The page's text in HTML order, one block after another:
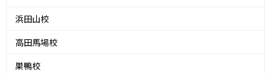
浜田山校
高田馬場校
巣鴨校